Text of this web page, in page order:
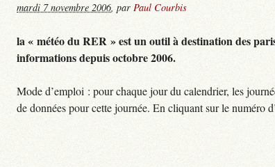
mardi 7 novembre 2006, par Paul Courbis
la « météo du RER » est un outil à destination des
informations depuis octobre 2006.
Mode d’emploi : pour chaque jour du calendrier, les
de données pour cette journée. En cliquant sur le numéro